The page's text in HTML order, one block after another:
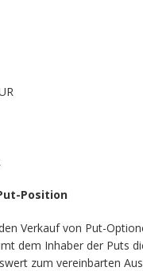
Position
Verkauf von Put-
dem Inhaber der Puts
zum vereinbarten